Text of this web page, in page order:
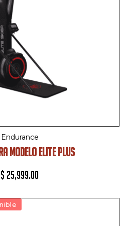
Endurance
MODELO ELITE PLUS
$ 25,999.00